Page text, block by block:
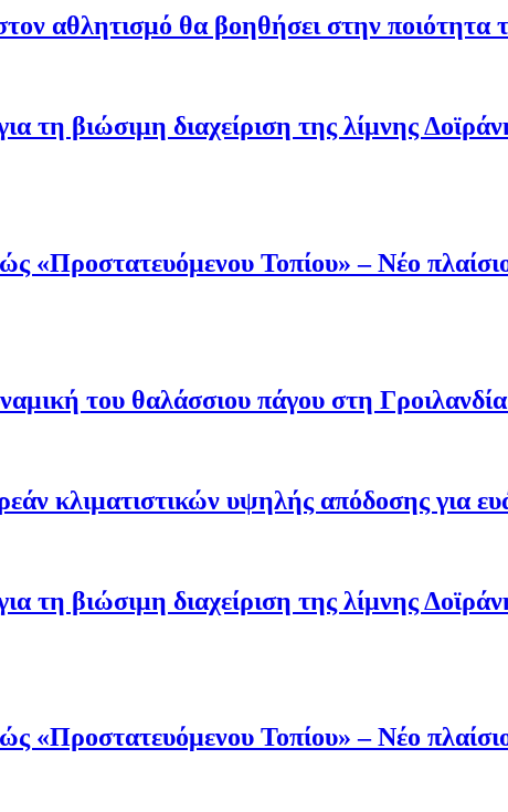
αθλητισμό θα βοηθήσει στην ποιότητα
τη βιώσιμη διαχείριση της λίμνης
«Προστατευόμενου Τοπίου» – Νέο
του θαλάσσιου πάγου στη
κλιματιστικών υψηλής απόδοσης για
τη βιώσιμη διαχείριση της λίμνης
«Προστατευόμενου Τοπίου» – Νέο